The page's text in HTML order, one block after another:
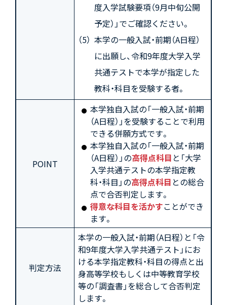
度入学試験要項（9月中旬公開
予定）」でご確認ください。
本学の一般入試・前期（A日程）
に出願し、令和9年度大学入学
共通テストで本学が指定した
教科・科目を受験する者。
POINT
本学独自入試の「一般入試・前期
（A日程）」を受験することで利用
できる併願方式です。
本学独自入試の「一般入試・前期
（A日程）」の高得点科目 と「大学
入学共通テストの本学指定教
科・科目」の高得点科目 との総合
点で合否判定します。
得意な科目を活かすことができ
ます。
判定方法
本学の一般入試・前期（A日程）と「令
和9年度大学入学共通テスト」にお
ける本学指定教科・科目の得点と出
身高等学校もしくは中等教育学校
等の「調査書」を総合して合否判定
します。